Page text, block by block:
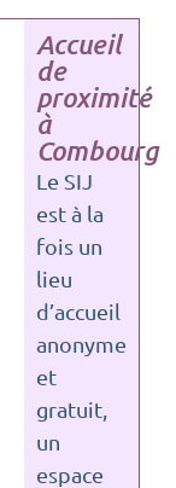
Accueil
de
proximité
à
Combourg
Le SIJ
est à la
fois un
lieu
d’accueil
anonyme
et
gratuit,
un
espace